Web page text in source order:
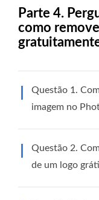
Parte 4.
como
Questão 1.
imagem no
Questão 2.
de um logo